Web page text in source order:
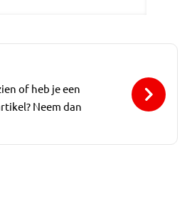
of heb je een
Neem dan